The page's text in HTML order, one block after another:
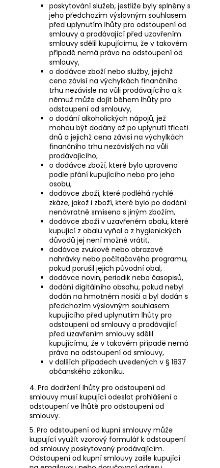
poskytování služeb, jestliže byly splněny s
jeho předchozím výslovným souhlasem
před uplynutím lhůty pro odstoupení od
smlouvy a prodávající před uzavřením
smlouvy sdělil kupujícímu, že v takovém
případě nemá právo na odstoupení od
smlouvy,
o dodávce zboží nebo služby, jejichž
cena závisí na výchylkách finančního
trhu nezávisle na vůli prodávajícího a k
němuž může dojít během lhůty pro
odstoupení od smlouvy,
o dodání alkoholických nápojů, jež
mohou být dodány až po uplynutí třiceti
dnů a jejichž cena závisí na výchylkách
finančního trhu nezávislých na vůli
prodávajícího,
o dodávce zboží, které bylo upraveno
podle přání kupujícího nebo pro jeho
osobu,
dodávce zboží, které podléhá rychlé
zkáze, jakož i zboží, které bylo po dodání
nenávratně smíseno s jiným zbožím,
dodávce zboží v uzavřeném obalu, které
kupující z obalu vyňal a z hygienických
důvodů jej není možné vrátit,
dodávce zvukové nebo obrazové
nahrávky nebo počítačového programu,
pokud porušil jejich původní obal,
dodávce novin, periodik nebo časopisů,
dodání digitálního obsahu, pokud nebyl
dodán na hmotném nosiči a byl dodán s
předchozím výslovným souhlasem
kupujícího před uplynutím lhůty pro
odstoupení od smlouvy a prodávající
před uzavřením smlouvy sdělil
kupujícímu, že v takovém případě nemá
právo na odstoupení od smlouvy,
v dalších případech uvedených v § 1837
občanského zákoníku.
4. Pro dodržení lhůty pro odstoupení od
smlouvy musí kupující odeslat prohlášení o
odstoupení ve lhůtě pro odstoupení od
smlouvy.
5. Pro odstoupení od kupní smlouvy může
kupující využít vzorový formulář k odstoupení
od smlouvy poskytovaný prodávajícím.
Odstoupení od kupní smlouvy zašle kupující